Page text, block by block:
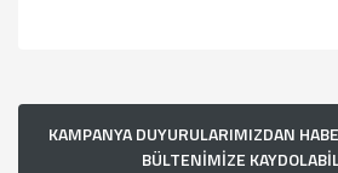
kullanarak tarafımıza iletebilirsiniz.
Görüş ve önerileriniz için teşekkür ederiz.
KAMPANYA DUYURULARIMIZDAN
BÜLTENİMİZE